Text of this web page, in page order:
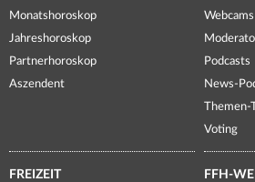
Monatshoroskop
Jahreshoroskop
Partnerhoroskop
Aszendent
Webcams
Podcasts
News-
Themen-
Voting
FREIZEIT FFH-